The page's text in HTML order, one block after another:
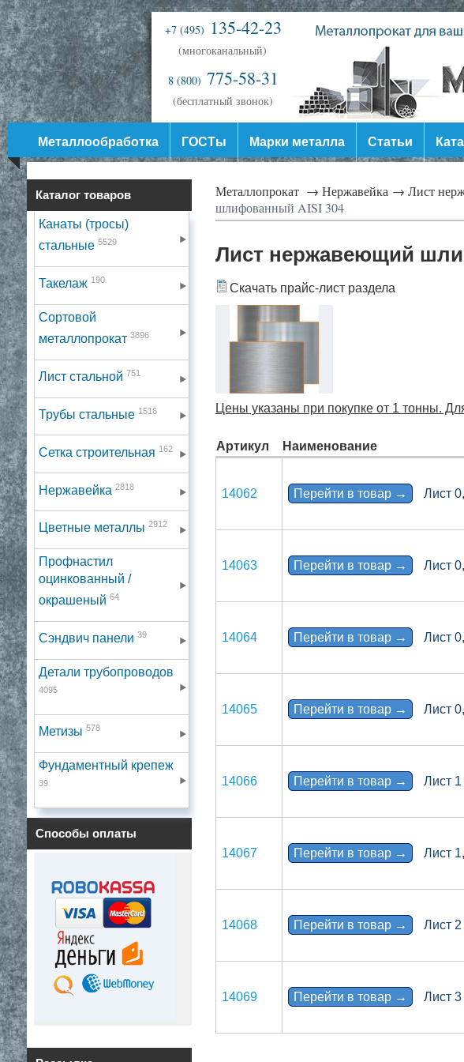
+7 (495) 135-42-23
(многоканальный)
8 (800) 775-58-31
(бесплатный звонок)
Металлообработка ГОСТы Марки металла Статьи
Каталог товаров
Канаты (тросы)
стальные 5529
Такелаж 190
Сортовой
металлопрокат 3896
Лист стальной 751
Трубы стальные 1516
Сетка строительная 162
Нержавейка 2818
Цветные металлы 2912
Профнастил
оцинкованный /
окрашеный 64
Сэндвич панели 39
Детали трубопроводов
4095
Метизы 578
Фундаментный крепеж
39
Способы оплаты
Металлопрокат → Нержавейка → Лист
шлифованный AISI 304
Лист нержавеющий
Скачать прайс-лист раздела
Цены указаны при покупке от 1 тонны.
Артикул Наименование
14062 Перейти в товар → Лист
14063 Перейти в товар → Лист
14064 Перейти в товар → Лист
14065 Перейти в товар → Лист
14066 Перейти в товар → Лист
14067 Перейти в товар → Лист
14068 Перейти в товар → Лист
14069 Перейти в товар → Лист